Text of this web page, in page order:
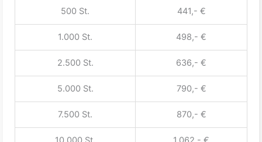
500 St. 441,- €
1.000 St. 498,- €
2.500 St. 636,- €
5.000 St. 790,- €
7.500 St. 870,- €